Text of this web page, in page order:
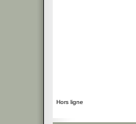
Hors ligne